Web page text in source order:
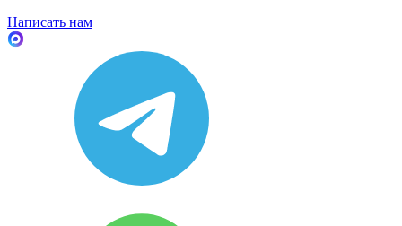
Написать нам